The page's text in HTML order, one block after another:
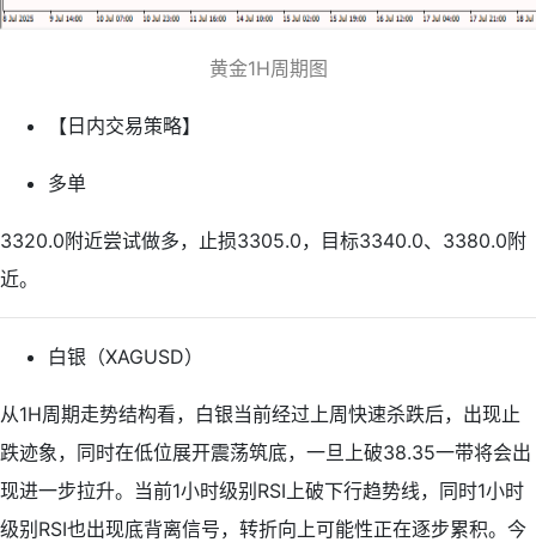
黄金1H周期图
【日内交易策略】
多单
3320.0附近尝试做多，止损3305.0，目标3340.0、3380.0附
近。
白银（XAGUSD）
从1H周期走势结构看，白银当前经过上周快速杀跌后，出现止
跌迹象，同时在低位展开震荡筑底，一旦上破38.35一带将会出
现进一步拉升。当前1小时级别RSI上破下行趋势线，同时1小时
级别RSI也出现底背离信号，转折向上可能性正在逐步累积。今